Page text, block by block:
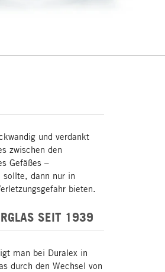
und verdankt
zwischen den
Gefäßes –
sollte, dann nur in
bieten.
SEIT 1939
man bei Duralex in
durch den Wechsel von